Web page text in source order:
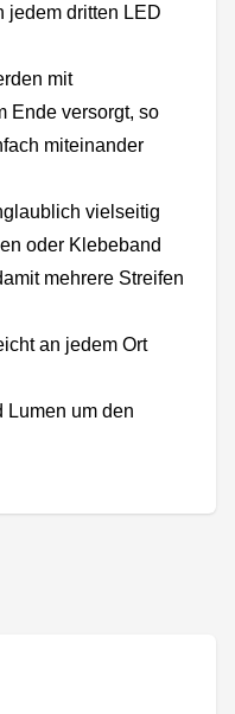
jedem dritten LED
mit
Ende versorgt, so
miteinander
vielseitig
oder Klebeband
mehrere Streifen
an jedem Ort
Lumen um den